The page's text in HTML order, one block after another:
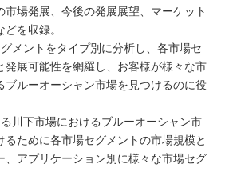
市場発展、今後の発展展望、マーケット
を収録。
メントをタイプ別に分析し、各市場セ
発展可能性を網羅し、お客様が様々な市
ブルーオーシャン市場を見つけるのに役
川下市場におけるブルーオーシャン市
るために各市場セグメントの市場規模と
、アプリケーション別に様々な市場セグ